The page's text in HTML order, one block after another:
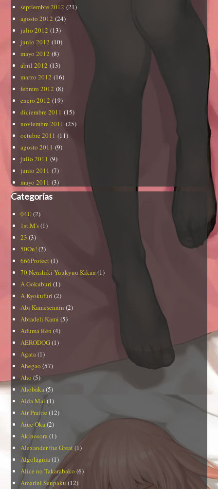
septiembre 2012 (21)
agosto 2012 (24)
julio 2012 (13)
junio 2012 (10)
mayo 2012 (8)
abril 2012 (13)
marzo 2012 (16)
febrero 2012 (8)
enero 2012 (19)
diciembre 2011 (15)
noviembre 2011 (25)
octubre 2011 (11)
agosto 2011 (9)
julio 2011 (9)
junio 2011 (7)
mayo 2011 (3)
Categorías
04U(2)
1st.M's(1)
23 (3)
50On! (2)
666Protect (1)
70 Nenshiki Yuukyuu Kikan (1)
A Gokuburi (1)
A Kyokufuri (2)
Abi Kamesennin (2)
Abradeli Kami (5)
Aduma Ren (4)
AERODOG(1)
Agata (1)
Ahegao (57)
Aho (5)
Ahobaka (5)
Aida Mai (1)
Air Praitre (12)
Aiue Oka (2)
Akinosora (1)
Alexander the Great(1)
Algolagnia (1)
Alice no Takarabako (6)
Amarini Senpaku (12)